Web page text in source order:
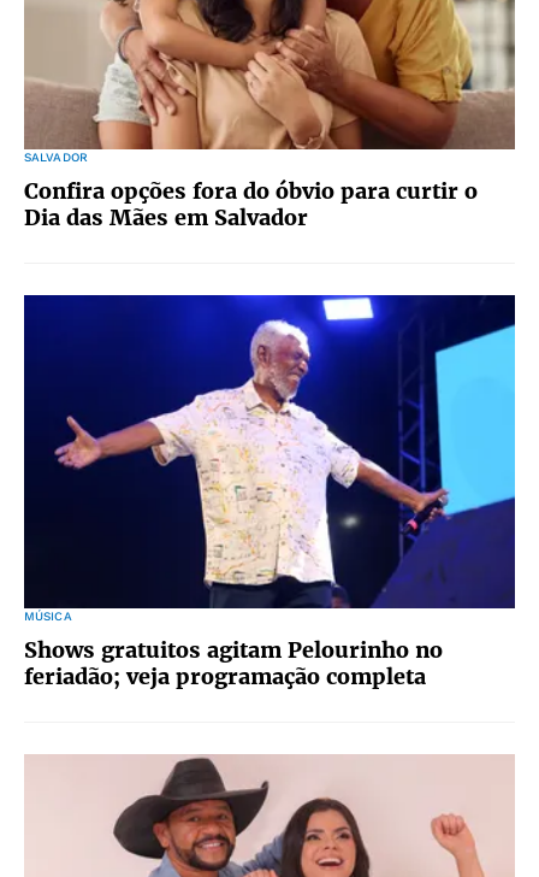
SALVADOR
Confira opções fora do óbvio para curtir o
Dia das Mães em Salvador
MÚSICA
Shows gratuitos agitam Pelourinho no
feriadão; veja programação completa